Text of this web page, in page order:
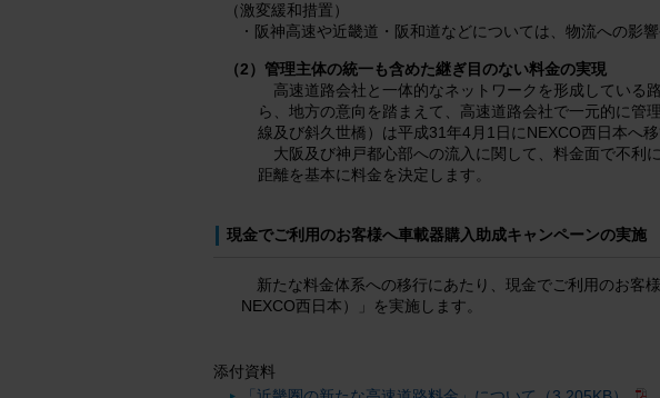
（激変緩和措置）
阪神高速や近畿道・阪和道などについては、物流への影
（2）管理主体の統一も含めた継ぎ目のない料金の実現
高速道路会社と一体的なネットワークを形成している
ら、地方の意向を踏まえて、高速道路会社で一元的に
線及び斜久世橋）は平成31年4月1日にNEXCO西日本へ移
大阪及び神戸都心部への流入に関して、料金面で不利
距離を基本に料金を決定します。
現金でご利用のお客様へ車載器購入助成キャンペーンの実施
新たな料金体系への移行にあたり、現金でご利用のお客
NEXCO西日本）」を実施します。
添付資料